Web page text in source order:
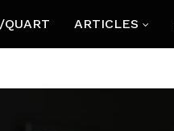
ARTICLES